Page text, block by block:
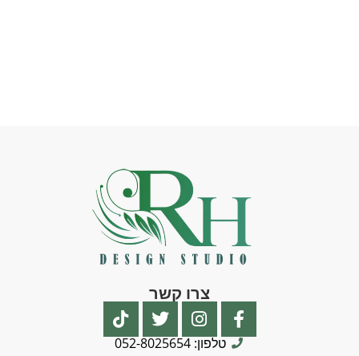
צרו קשר
טלפון: 052-8025654